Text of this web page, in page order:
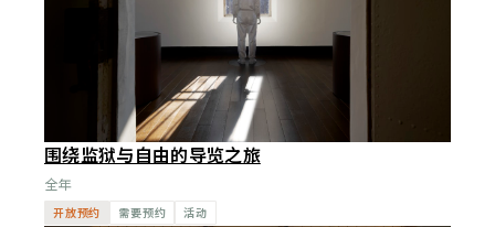
围绕监狱与自由的导览之旅
全年
开放预约 需要预约 活动